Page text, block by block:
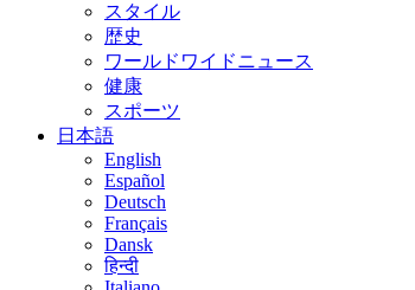
スタイル
歴史
ワールドワイドニュース
健康
スポーツ
日本語
English
Español
Deutsch
Français
Dansk
हिन्दी